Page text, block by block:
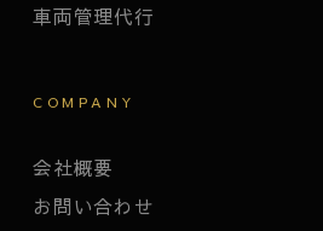
車両管理代行
COMPANY
会社概要
お問い合わせ